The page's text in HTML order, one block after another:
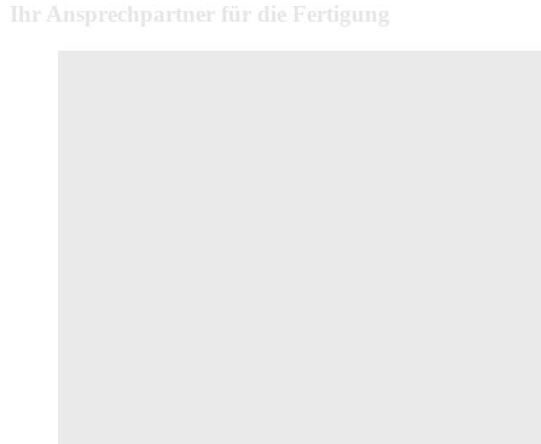
Ihr Ansprechpartner für die Fertigung